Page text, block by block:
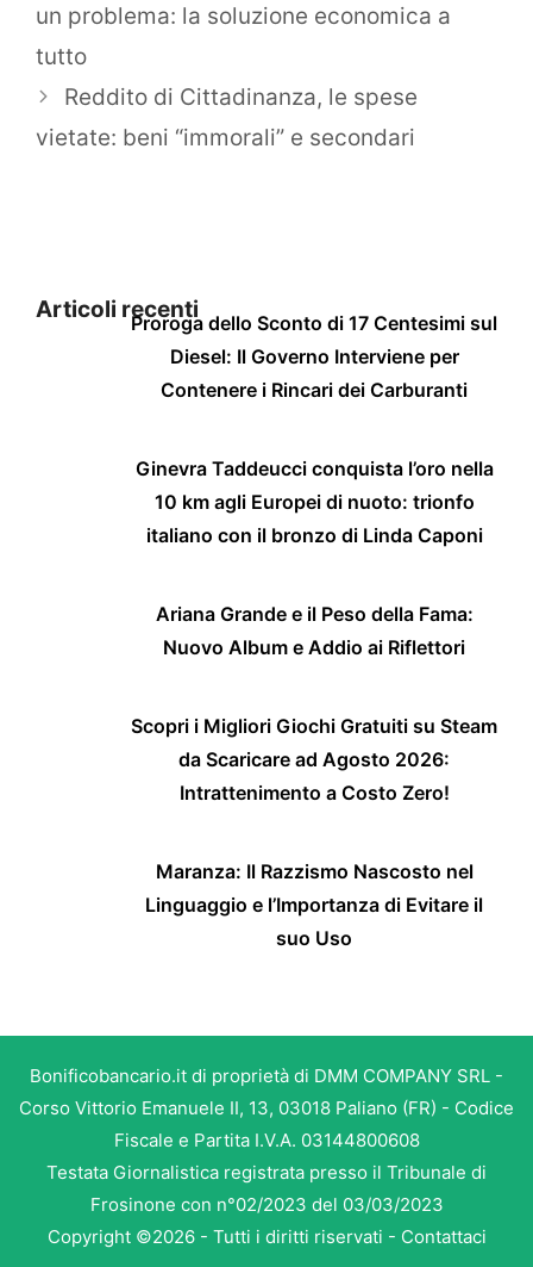
un problema: la soluzione economica a
tutto
Reddito di Cittadinanza, le spese
vietate: beni “immorali” e secondari
Articoli recentiProroga dello Sconto di 17 Centesimi sul
Diesel: Il Governo Interviene per
Contenere i Rincari dei Carburanti
Ginevra Taddeucci conquista l’oro nella
10 km agli Europei di nuoto: trionfo
italiano con il bronzo di Linda Caponi
Ariana Grande e il Peso della Fama:
Nuovo Album e Addio ai Riflettori
Scopri i Migliori Giochi Gratuiti su Steam
da Scaricare ad Agosto 2026:
Intrattenimento a Costo Zero!
Maranza: Il Razzismo Nascosto nel
Linguaggio e l’Importanza di Evitare il
suo Uso
Bonificobancario.it di proprietà di DMM COMPANY SRL -
Corso Vittorio Emanuele II, 13, 03018 Paliano (FR) - Codice
Fiscale e Partita I.V.A. 03144800608
Testata Giornalistica registrata presso il Tribunale di
Frosinone con n°02/2023 del 03/03/2023
Copyright ©2026 - Tutti i diritti riservati - Contattaci